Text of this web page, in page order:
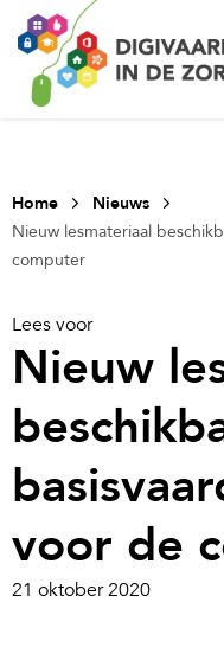
Home
Nieuws
Nieuw lesmateriaal
computer
Lees voor
Nieuw
voor de
21 oktober 2020